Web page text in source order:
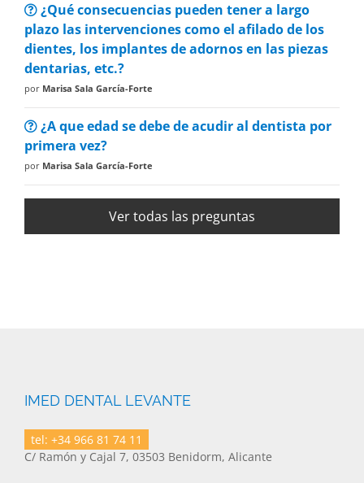
¿Qué consecuencias pueden tener a largo
plazo las intervenciones como el afilado de los
dientes, los implantes de adornos en las piezas
dentarias, etc.?
por Marisa Sala García-Forte
¿A que edad se debe de acudir al dentista por
primera vez?
por Marisa Sala García-Forte
Ver todas las preguntas
IMED DENTAL LEVANTE
tel: +34 966 81 74 11
C/ Ramón y Cajal 7, 03503 Benidorm, Alicante